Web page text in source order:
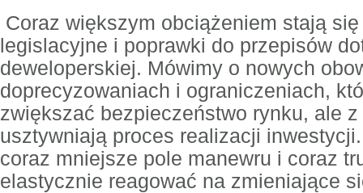
Coraz większym obciążeniem stają
legislacyjne i poprawki do przepisów
deweloperskiej. Mówimy o nowych
doprecyzowaniach i ograniczeniach,
zwiększać bezpieczeństwo rynku, ale
usztywniają proces realizacji
coraz mniejsze pole manewru i coraz
elastycznie reagować na zmieniające